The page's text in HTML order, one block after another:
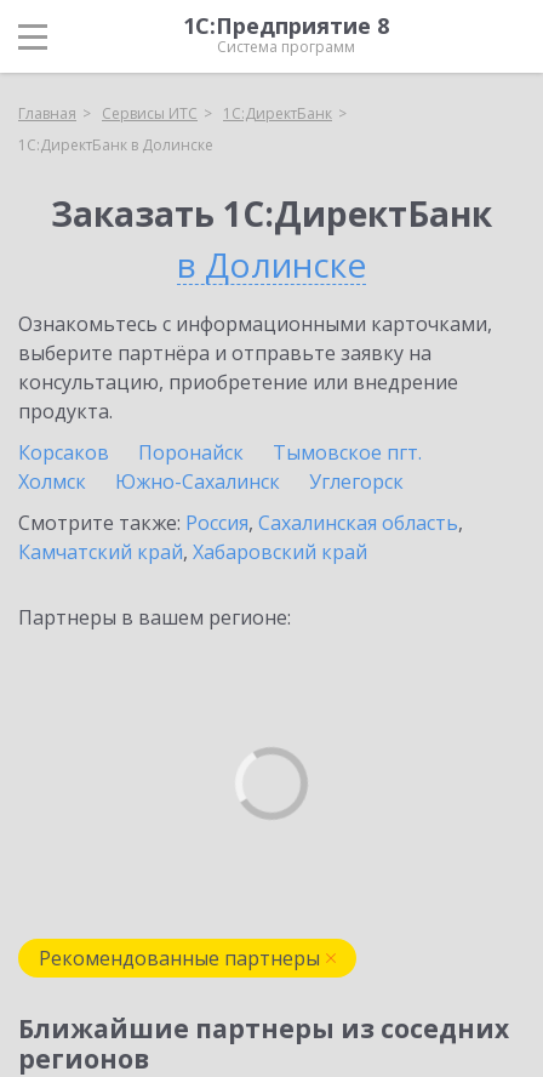
1С:Предприятие 8
Система программ
Главная Сервисы ИТС
1С:ДиректБанк
1С:ДиректБанк в Долинске
Заказать 1С:ДиректБанк
в Долинске
Ознакомьтесь с информационными карточками,
выберите партнёра и отправьте заявку на
консультацию, приобретение или внедрение
продукта.
Корсаков
Поронайск
Тымовское пгт.
Холмск
Южно-Сахалинск
Углегорск
Смотрите также: Россия, Сахалинская область,
Камчатский край, Хабаровский край
Партнеры в вашем регионе:
Рекомендованные партнеры
Ближайшие партнеры из соседних
регионов